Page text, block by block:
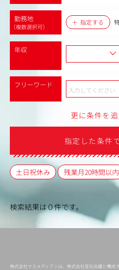
勤務地
（複数選択可）
指定する
年収
フリーワード
更に条件を
指定した条件
土日祝休み 残業月20時間以内
検索結果は０件です。
株式会社マスメディアンは、株式会社宣伝会議と構成